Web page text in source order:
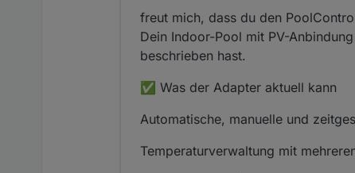
freut mich, dass du den
Dein Indoor-Pool mit PV-
beschrieben hast.
✅ Was der Adapter aktuell kann
Automatische, manuelle und
Temperaturverwaltung mit